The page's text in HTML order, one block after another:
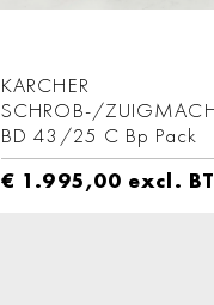
KARCHER
SCHROB-/
BD 43/25 C Bp Pack
€ 1.995,00 excl.